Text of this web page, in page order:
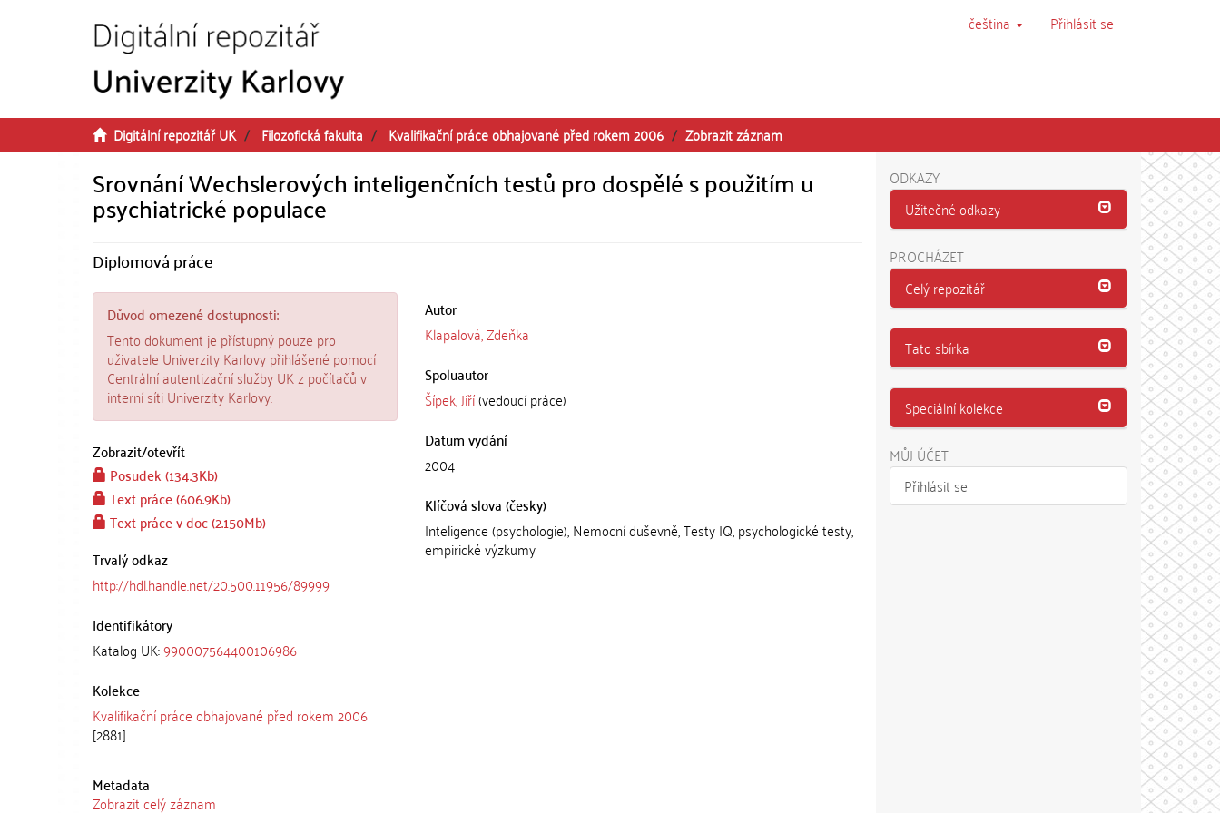
čeština Přihlásit se
Digitální repozitář UK Filozofická fakulta Kvalifikační práce obhajované před rokem 2006 Zobrazit záznam
Srovnání Wechslerových inteligenčních testů pro dospělé s použitím u
psychiatrické populace
Diplomová práce
Důvod omezené dostupnosti:
Tento dokument je přístupný pouze pro
uživatele Univerzity Karlovy přihlášené pomocí
Centrální autentizační služby UK z počítačů v
interní síti Univerzity Karlovy.
Zobrazit/otevřít
Posudek (134.3Kb)
Text práce (606.9Kb)
Text práce v doc (2.150Mb)
Trvalý odkaz
http://hdl.handle.net/20.500.11956/89999
Identifikátory
Katalog UK:990007564400106986
Kolekce
Kvalifikační práce obhajované před rokem 2006
[2881]
Autor
Klapalová, Zdeňka
Spoluautor
Šípek, Jiří(vedoucí práce)
Datum vydání
2004
Klíčová slova (česky)
Inteligence (psychologie), Nemocní duševně, Testy IQ, psychologické testy,
empirické výzkumy
Metadata
Zobrazit celý záznam
ODKAZY
Užitečné odkazy
PROCHÁZET
Celý repozitář
Tato sbírka
Speciální kolekce
MŮJ ÚČET
Přihlásit se